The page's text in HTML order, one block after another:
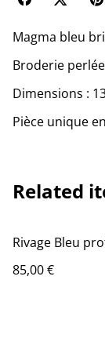
Magma bleu
Broderie
Dimensions :
Pièce unique
Related
Rivage Bleu
85,00 €